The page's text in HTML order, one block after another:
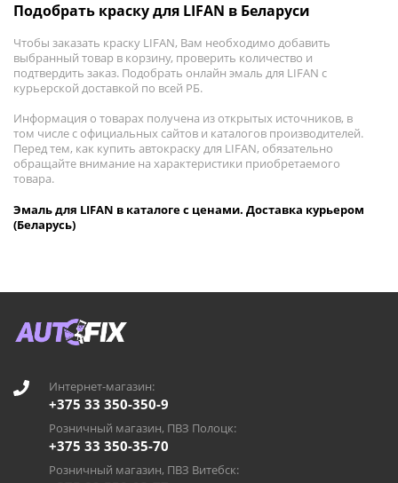
Подобрать краску для LIFAN в Беларуси
Чтобы заказать краску LIFAN, Вам необходимо добавить
выбранный товар в корзину, проверить количество и
подтвердить заказ. Подобрать онлайн эмаль для LIFAN с
курьерской доставкой по всей РБ.
Информация о товарах получена из открытых источников, в
том числе с официальных сайтов и каталогов производителей.
Перед тем, как купить автокраску для LIFAN, обязательно
обращайте внимание на характеристики приобретаемого
товара.
Эмаль для LIFAN в каталоге с ценами. Доставка курьером
(Беларусь)
Интернет-магазин:
+375 33 350-350-9
Розничный магазин, ПВЗ Полоцк:
+375 33 350-35-70
Розничный магазин, ПВЗ Витебск: